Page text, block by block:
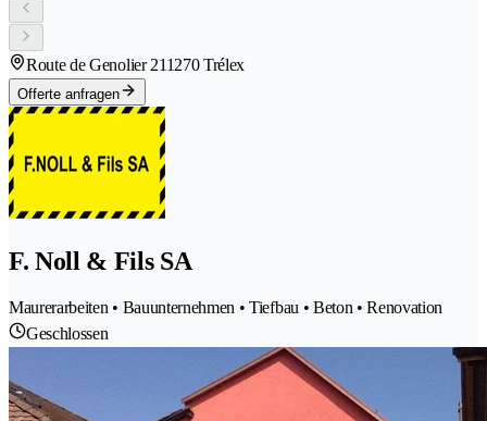
Route de Genolier 211270 Trélex
Offerte anfragen
F. Noll & Fils SA
Maurerarbeiten • Bauunternehmen • Tiefbau • Beton • Renovation
Geschlossen